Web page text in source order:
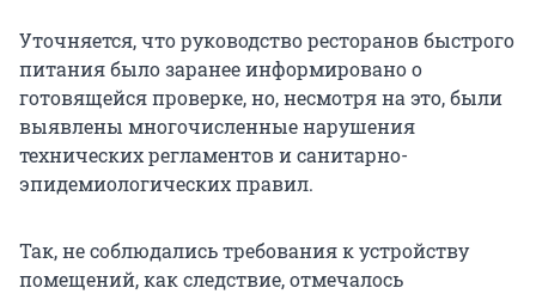
Уточняется, что руководство ресторанов быстрого
питания было заранее информировано о
готовящейся проверке, но, несмотря на это, были
выявлены многочисленные нарушения
технических регламентов и санитарно-
эпидемиологических правил.
Так, не соблюдались требования к устройству
помещений, как следствие, отмечалось